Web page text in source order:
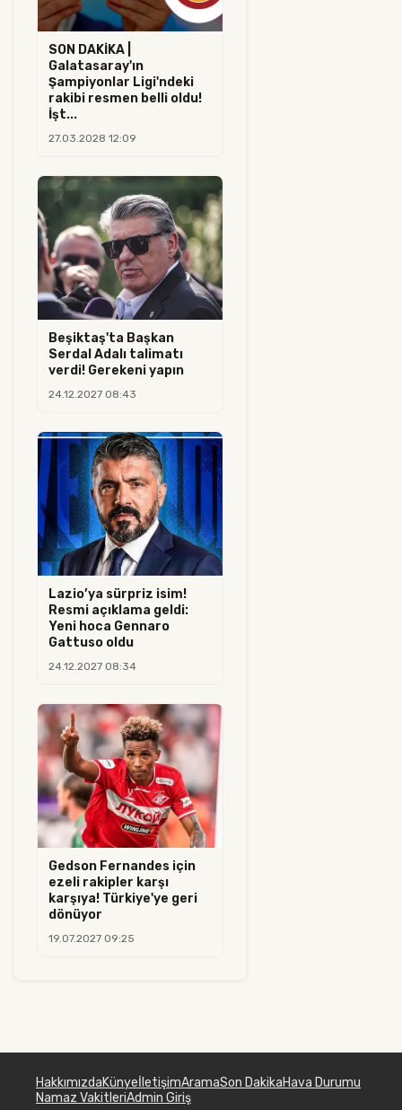
SON DAKİKA |
Galatasaray'ın
Şampiyonlar Ligi'ndeki
rakibi resmen belli oldu!
İşt...
27.03.2028 12:09
Beşiktaş'ta Başkan
Serdal Adalı talimatı
verdi! Gerekeni yapın
24.12.2027 08:43
Lazio’ya sürpriz isim!
Resmi açıklama geldi:
Yeni hoca Gennaro
Gattuso oldu
24.12.2027 08:34
Gedson Fernandes için
ezeli rakipler karşı
karşıya! Türkiye'ye geri
dönüyor
19.07.2027 09:25
HakkımızdaKünyeİletişimAramaSon DakikaHava Durumu
Namaz VakitleriAdmin Giriş